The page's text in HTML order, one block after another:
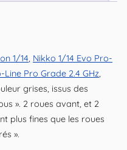
1/14, Nikko 1/14 Evo Pro-
Line Pro Grade 2.4 GHz,
grises, issus des
». 2 roues avant, et 2
plus fines que les roues
».